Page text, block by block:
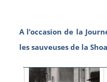
A l’occasion de la
les sauveuses de la